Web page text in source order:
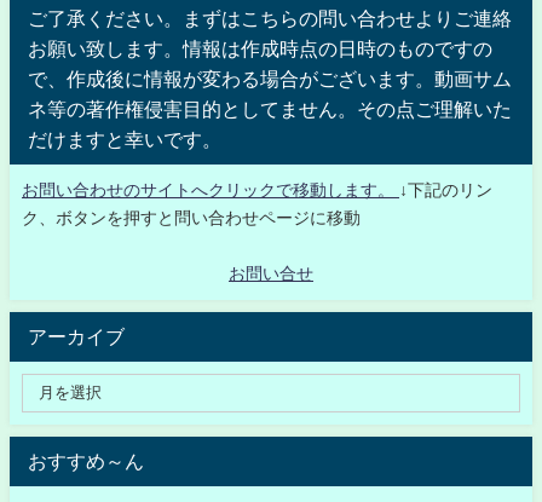
ご了承ください。まずはこちらの問い合わせよりご連絡
お願い致します。情報は作成時点の日時のものですの
で、作成後に情報が変わる場合がございます。動画サム
ネ等の著作権侵害目的としてません。その点ご理解いた
だけますと幸いです。
お問い合わせのサイトへクリックで移動します。
↓下記のリン
ク、ボタンを押すと問い合わせページに移動
お問い合せ
アーカイブ
おすすめ～ん